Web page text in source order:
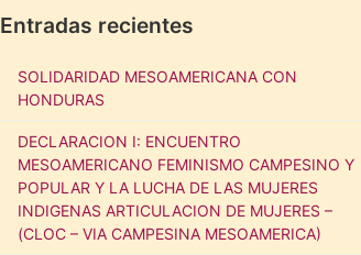
Entradas recientes
SOLIDARIDAD MESOAMERICANA CON
HONDURAS
DECLARACION I: ENCUENTRO
MESOAMERICANO FEMINISMO CAMPESINO Y
POPULAR Y LA LUCHA DE LAS MUJERES
INDIGENAS ARTICULACION DE MUJERES –
(CLOC – VIA CAMPESINA MESOAMERICA)